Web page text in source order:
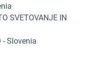
SVETOVANJE IN
- Slovenia